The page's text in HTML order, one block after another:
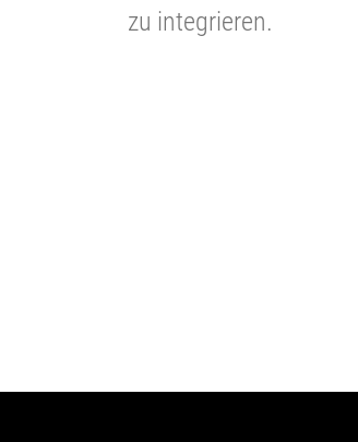
zu integrieren.